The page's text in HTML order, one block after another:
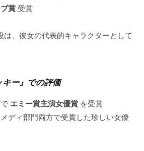
賞受賞
は、彼女の代表的キャラクターとして
キー』での評価
エミー賞主演女優賞を受賞
ディ部門両方で受賞した珍しい女優